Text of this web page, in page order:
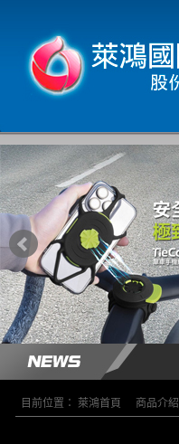
目前位置： 萊鴻首頁 商品介紹